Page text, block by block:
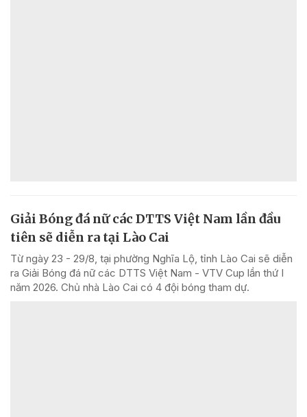
Giải Bóng đá nữ các DTTS Việt Nam lần đầu
tiên sẽ diễn ra tại Lào Cai
Từ ngày 23 - 29/8, tại phường Nghĩa Lộ, tỉnh Lào Cai sẽ diễn
ra Giải Bóng đá nữ các DTTS Việt Nam - VTV Cup lần thứ I
năm 2026. Chủ nhà Lào Cai có 4 đội bóng tham dự.